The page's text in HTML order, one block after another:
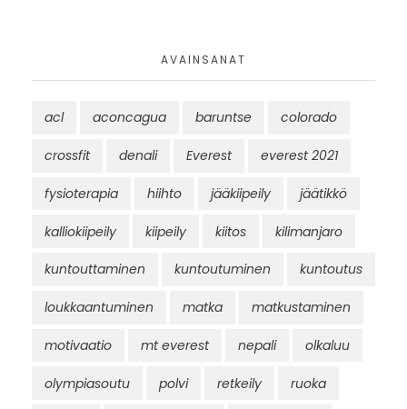
AVAINSANAT
acl aconcagua baruntse colorado
crossfit denali Everest everest 2021
fysioterapia hiihto jääkiipeily jäätikkö
kalliokiipeily kiipeily kiitos kilimanjaro
kuntouttaminen kuntoutuminen kuntoutus
loukkaantuminen matka matkustaminen
motivaatio mt everest nepali olkaluu
olympiasoutu polvi retkeily ruoka